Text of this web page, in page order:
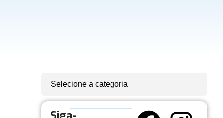
Selecione a categoria